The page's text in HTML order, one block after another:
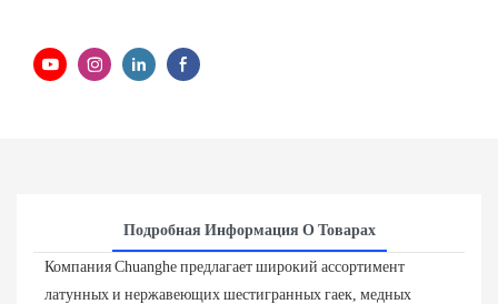
Подробная Информация О Товарах
Компания Chuanghe предлагает широкий ассортимент
латунных и нержавеющих шестигранных гаек, медных